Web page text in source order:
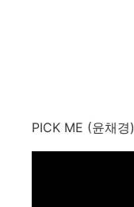
PICK ME (윤채경)